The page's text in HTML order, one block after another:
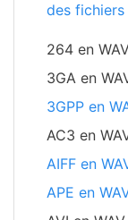
des fichiers
264 en
3GA en
3GPP en
AC3 en
AIFF en
APE en